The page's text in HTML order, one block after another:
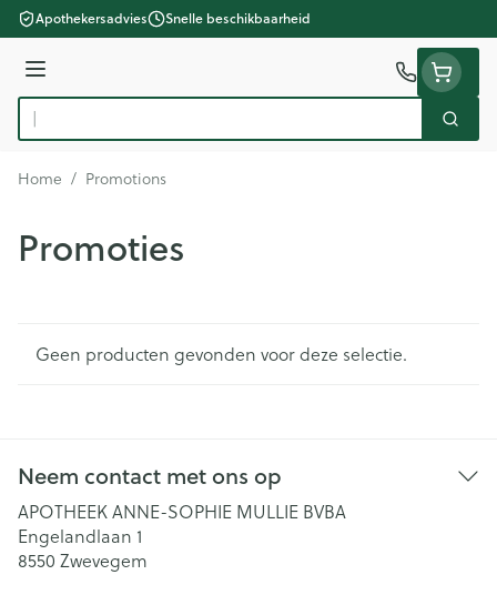
Ga naar de inhoud
Apothekersadvies Snelle beschikbaarheid
Menu
Product, merk, categorie...
Zoek
Home / Promotions
Promoties
Geen producten gevonden voor deze selectie.
Neem contact met ons op
APOTHEEK ANNE-SOPHIE MULLIE BVBA
Engelandlaan 1
8550 Zwevegem